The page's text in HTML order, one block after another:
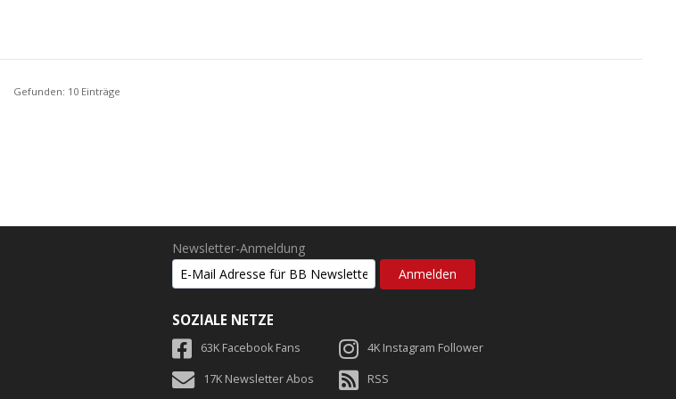
Gefunden: 10 Einträge
Newsletter-Anmeldung
SOZIALE NETZE
63K Facebook Fans 4K Instagram Follower
17K Newsletter Abos RSS